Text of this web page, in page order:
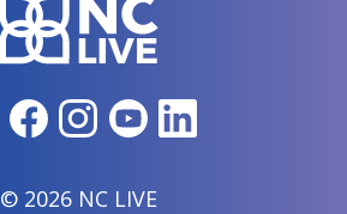
© 2026 NC LIVE